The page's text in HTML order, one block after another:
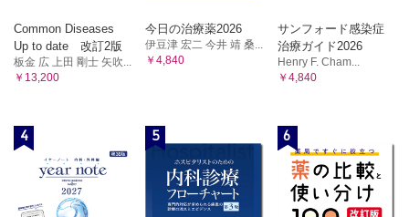
Common Diseases
Up to date 改訂2版
板金 広 上田 剛士 矢吹...
￥13,200
今日の治療薬2026
伊豆津 宏二 今井 靖 桑...
￥4,840
サンフォード感染症
治療ガイド2026
Henry F. Cham...
￥4,840
4 5 6